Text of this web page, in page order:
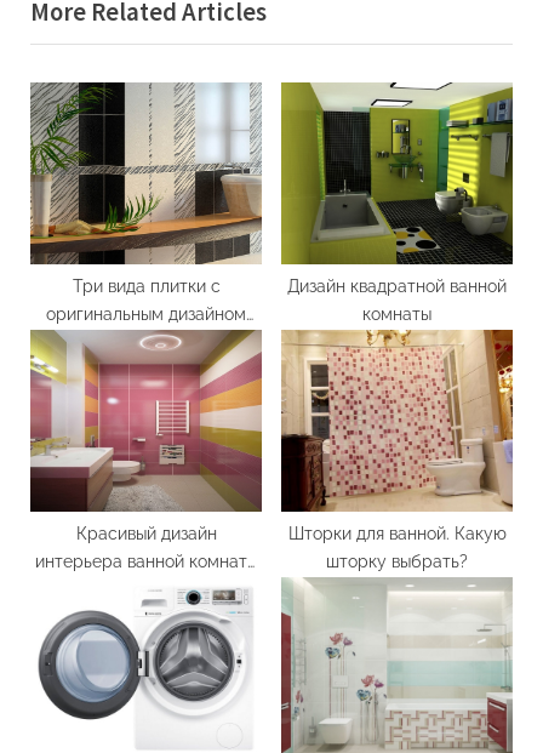
i
o
u
s
P
o
s
t
t
P
o
s
t
:
More Related Articles
Три вида плитки с
оригинальным дизайном
для ванной комнаты
Дизайн квадратной ванной
комнаты
Красивый дизайн
интерьера ванной комнаты
в квартире
Шторки для ванной. Какую
шторку выбрать?